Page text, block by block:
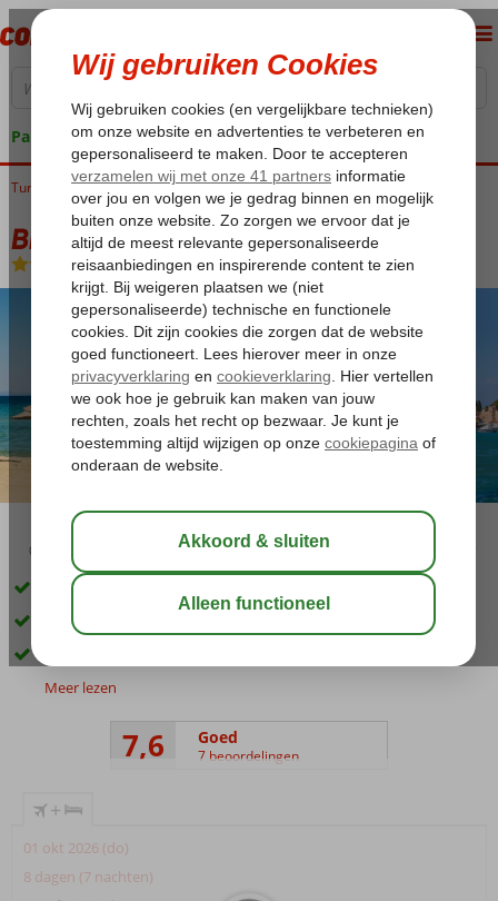
Pakketgarantie
Home
Turkije Egeische kust Kusadasi Bingoreizen Kusadasi Bingo Kusadasi 5*
Bingo Kusadasi 5*
All Inclusive-Hotel
03:15
Op basis van All Inclusive
5-sterren accommodatie
Meer lezen
7,6 Goed
7 beoordelingen
+
01 okt 2026 (do)
8 dagen (7 nachten)